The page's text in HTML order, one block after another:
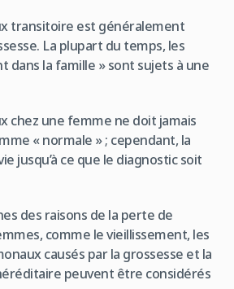
transitoire est généralement
La plupart du temps, les
dans la famille » sont sujets à une
chez une femme ne doit jamais
« normale » ; cependant, la
jusqu’à ce que le diagnostic soit
des raisons de la perte de
comme le vieillissement, les
causés par la grossesse et la
peuvent être considérés